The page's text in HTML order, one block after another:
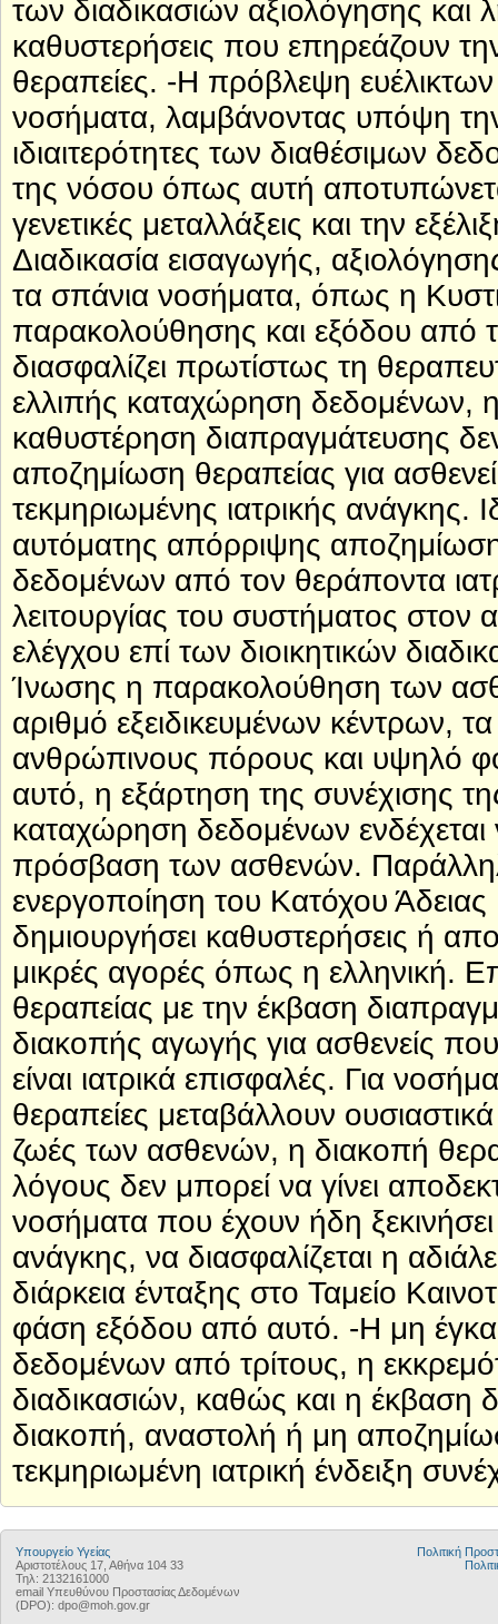
των διαδικασιών αξιολόγησης
καθυστερήσεις που επηρεάζουν
θεραπείες. -Η πρόβλεψη
νοσήματα, λαμβάνοντας υπόψη
ιδιαιτερότητες των διαθέσιμων
της νόσου όπως αυτή
γενετικές μεταλλάξεις και την
Διαδικασία εισαγωγής,
τα σπάνια νοσήματα, όπως η
παρακολούθησης και εξόδου από
διασφαλίζει πρωτίστως τη
ελλιπής καταχώρηση δεδομένων, η
καθυστέρηση διαπραγμάτευσης
αποζημίωση θεραπείας για
τεκμηριωμένης ιατρικής ανάγκης.
αυτόματης απόρριψης
δεδομένων από τον θεράποντα
λειτουργίας του συστήματος στον
ελέγχου επί των διοικητικών
Ίνωσης η παρακολούθηση των
αριθμό εξειδικευμένων κέντρων,
ανθρώπινους πόρους και υψηλό
αυτό, η εξάρτηση της συνέχισης
καταχώρηση δεδομένων ενδέχεται
πρόσβαση των ασθενών.
ενεργοποίηση του Κατόχου
δημιουργήσει καθυστερήσεις ή
μικρές αγορές όπως η ελληνική.
θεραπείας με την έκβαση
διακοπής αγωγής για ασθενείς
είναι ιατρικά επισφαλές. Για
θεραπείες μεταβάλλουν
ζωές των ασθενών, η διακοπή
λόγους δεν μπορεί να γίνει
νοσήματα που έχουν ήδη
ανάγκης, να διασφαλίζεται η
διάρκεια ένταξης στο Ταμείο
φάση εξόδου από αυτό. -Η μη
δεδομένων από τρίτους, η
διαδικασιών, καθώς και η έκβαση
διακοπή, αναστολή ή μη
τεκμηριωμένη ιατρική ένδειξη
Υπουργείο Υγείας
Αριστοτέλους 17, Αθήνα 104 33
Τηλ: 2132161000
email Υπευθύνου Προστασίας Δεδομένων
(DPO): dpo@moh.gov.gr
Πολιτική